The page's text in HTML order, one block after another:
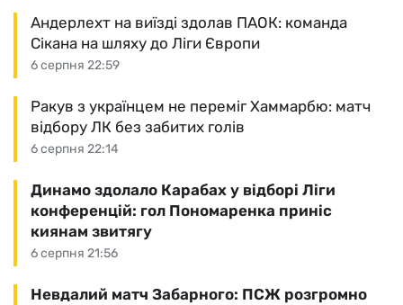
6 серпня 22:59
Андерлехт на виїзді здолав ПАОК: команда
Сікана на шляху до Ліги Європи
6 серпня 22:14
Ракув з українцем не переміг Хаммарбю: матч
відбору ЛК без забитих голів
6 серпня 21:56
Динамо здолало Карабах у відборі Ліги
конференцій: гол Пономаренка приніс
киянам звитягу
Невдалий матч Забарного: ПСЖ розгромно